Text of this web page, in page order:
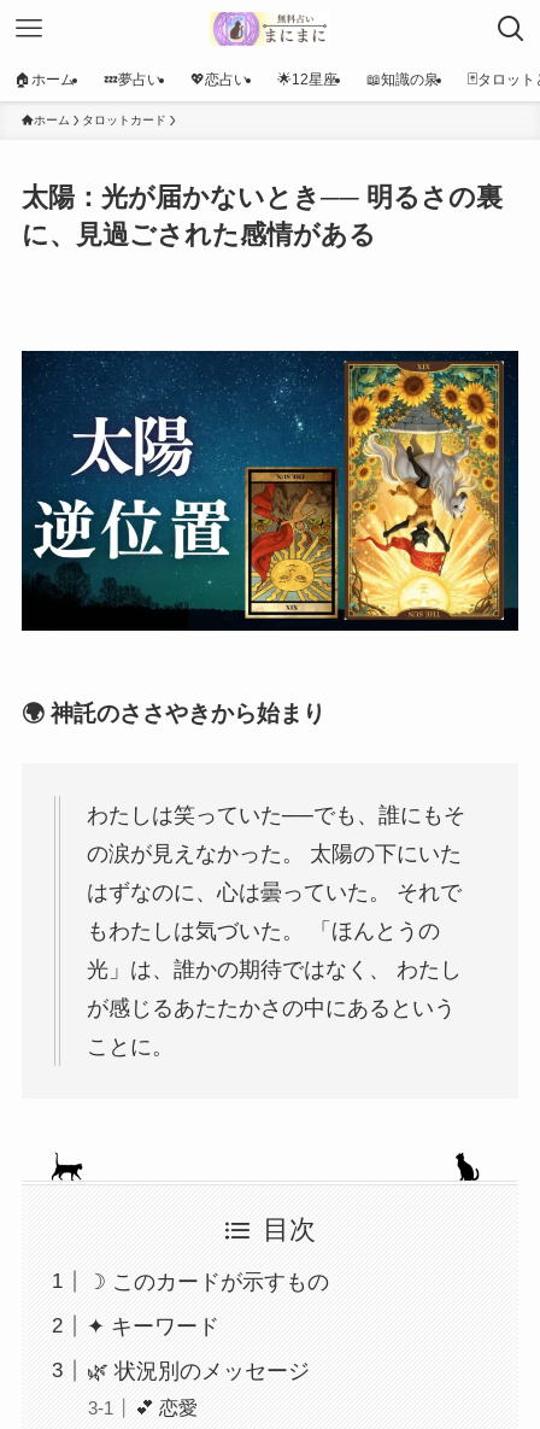
🏠ホーム 💤夢占い 💖恋占い 🌟12星座 📖知識の泉 🃏タロット
ホーム タロットカード
太陽：光が届かないとき── 明るさの裏
に、見過ごされた感情がある
🌍 神託のささやきから始まり
わたしは笑っていた──でも、誰にもそ
の涙が見えなかった。 太陽の下にいた
はずなのに、心は曇っていた。 それで
もわたしは気づいた。 「ほんとうの
光」は、誰かの期待ではなく、 わたし
が感じるあたたかさの中にあるという
ことに。
目次
☽ このカードが示すもの
✦ キーワード
🌿 状況別のメッセージ
💕 恋愛